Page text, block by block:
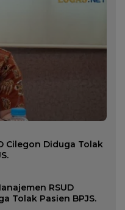
Cilegon Diduga Tolak
RSUD
Tolak Pasien BPJS.